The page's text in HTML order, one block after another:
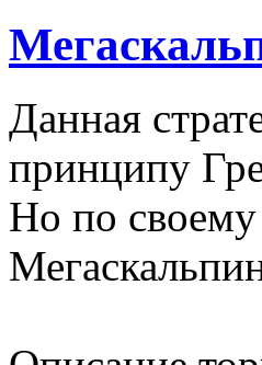
Данная
принципу
Но по своему